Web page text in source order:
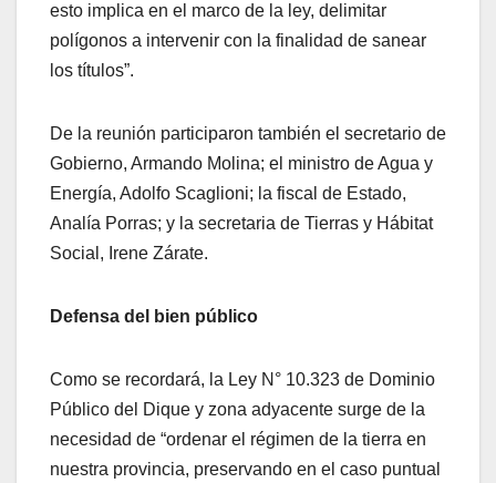
esto implica en el marco de la ley, delimitar
polígonos a intervenir con la finalidad de sanear
los títulos”.
De la reunión participaron también el secretario de
Gobierno, Armando Molina; el ministro de Agua y
Energía, Adolfo Scaglioni; la fiscal de Estado,
Analía Porras; y la secretaria de Tierras y Hábitat
Social, Irene Zárate.
Defensa del bien público
Como se recordará, la Ley N° 10.323 de Dominio
Público del Dique y zona adyacente surge de la
necesidad de “ordenar el régimen de la tierra en
nuestra provincia, preservando en el caso puntual